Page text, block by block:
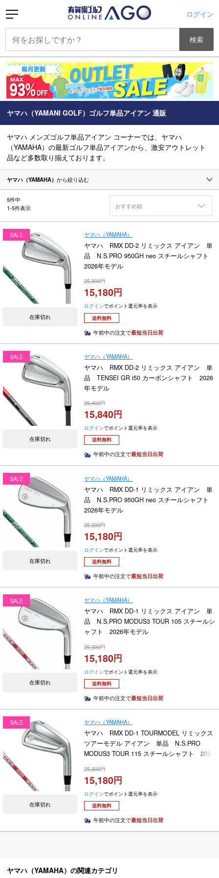
ログイン
検索
ヤマハ（YAMANI GOLF）ゴルフ単品アイアン 通販
ヤマハ メンズゴルフ単品アイアン コーナーでは、ヤマハ
（YAMAHA）の最新ゴルフ単品アイアンから、激安アウトレット
品など多数取り揃えております。
ヤマハ（YAMAHA） から絞り込む
5件中
1-5件表示 おすすめ順
SALE
在庫切れ
ヤマハ（YAMAHA）
ヤマハ RMX DD-2 リミックス アイアン 単
品 N.S.PRO 950GH neo スチールシャフト
2026年モデル
25,300
15,180
ログインでポイント還元率を表示
送料無料
午前中の注文で最短当日出荷
SALE
在庫切れ
ヤマハ（YAMAHA）
ヤマハ RMX DD-2 リミックス アイアン 単
品 TENSEI GR i50 カーボンシャフト 2026
年モデル
26,400
15,840
ログインでポイント還元率を表示
送料無料
午前中の注文で最短当日出荷
SALE
在庫切れ
ヤマハ（YAMAHA）
ヤマハ RMX DD-1 リミックス アイアン 単
品 N.S.PRO 950GH neo スチールシャフト
2026年モデル
25,300
15,180
ログインでポイント還元率を表示
送料無料
午前中の注文で最短当日出荷
SALE
在庫切れ
ヤマハ（YAMAHA）
ヤマハ RMX DD-1 リミックス アイアン 単
品 N.S.PRO MODUS3 TOUR 105 スチールシ
ャフト 2026年モデル
25,300
15,180
ログインでポイント還元率を表示
送料無料
午前中の注文で最短当日出荷
SALE
在庫切れ
ヤマハ（YAMAHA）
ヤマハ RMX DD-1 TOURMODEL リミックス
ツアーモデル アイアン 単品 N.S.PRO
MODUS3 TOUR 115 スチールシャフト 2026
25,300
15,180
ログインでポイント還元率を表示
送料無料
午前中の注文で最短当日出荷
ヤマハ（YAMAHA）の関連カテゴリ